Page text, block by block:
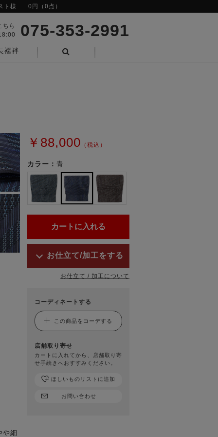
ト様 0円（0点）
ちら
075-353-2991
襦袢
や細
￥88,000 （税込）
カラー： 青
お仕立て/加工をする
お仕立て / 加工について
コーディネートする
この商品をコーデする
店舗取り寄せ
カートに入れてから、店舗取り寄
せ手続きへおすすみください。
お問い合わせ
ほしいものリストに追加